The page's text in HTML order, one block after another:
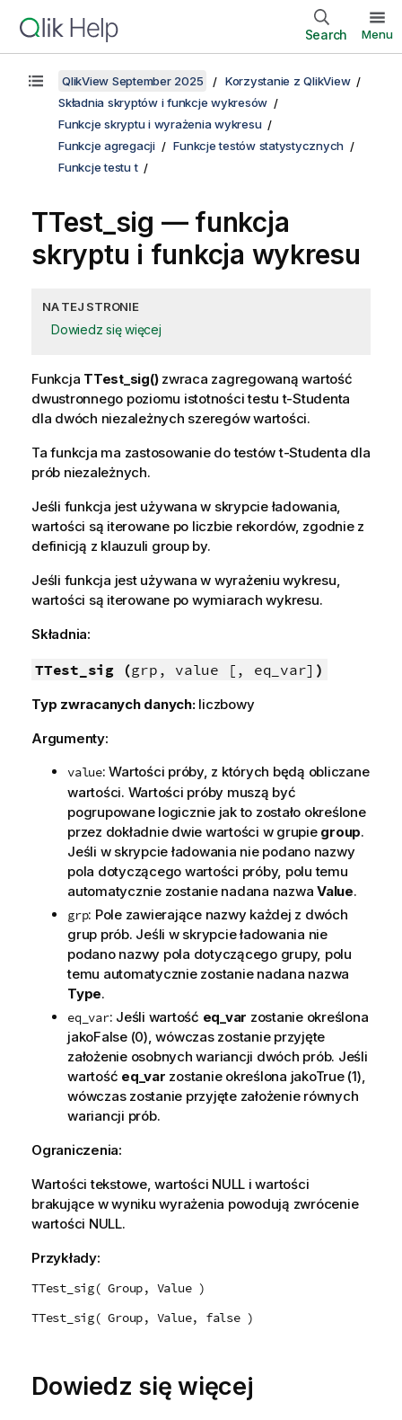
Search Menu
QlikView September 2025
Korzystanie z QlikView
Składnia skryptów i funkcje wykresów
Funkcje skryptu i wyrażenia wykresu
Funkcje agregacji
Funkcje testów statystycznych
Funkcje testu t
TTest_sig — funkcja
skryptu i funkcja wykresu
NA TEJ STRONIE
Dowiedz się więcej
Funkcja TTest_sig()zwraca zagregowaną wartość
dwustronnego poziomu istotności testu t-Studenta
dla dwóch niezależnych szeregów wartości.
Ta funkcja ma zastosowanie do testów t-Studenta dla
prób niezależnych.
Jeśli funkcja jest używana w skrypcie ładowania,
wartości są iterowane po liczbie rekordów, zgodnie z
definicją z klauzuli group by.
Jeśli funkcja jest używana w wyrażeniu wykresu,
wartości są iterowane po wymiarach wykresu.
Składnia:
TTest_sig (grp, value [, eq_var] )
Typ zwracanych danych: liczbowy
Argumenty:
value: Wartości próby, z których będą obliczane
wartości. Wartości próby muszą być
pogrupowane logicznie jak to zostało określone
przez dokładnie dwie wartości w grupie group.
Jeśli w skrypcie ładowania nie podano nazwy
pola dotyczącego wartości próby, polu temu
automatycznie zostanie nadana nazwa Value.
grp: Pole zawierające nazwy każdej z dwóch
grup prób. Jeśli w skrypcie ładowania nie
podano nazwy pola dotyczącego grupy, polu
temu automatycznie zostanie nadana nazwa
Type.
eq_var: Jeśli wartość eq_var zostanie określona
jakoFalse(0), wówczas zostanie przyjęte
założenie osobnych wariancji dwóch prób. Jeśli
wartość eq_var zostanie określona jakoTrue(1),
wówczas zostanie przyjęte założenie równych
wariancji prób.
Ograniczenia:
Wartości tekstowe, wartości NULL i wartości
brakujące w wyniku wyrażenia powodują zwrócenie
wartości NULL.
Przykłady:
TTest_sig( Group, Value )
TTest_sig( Group, Value, false )
Dowiedz się więcej